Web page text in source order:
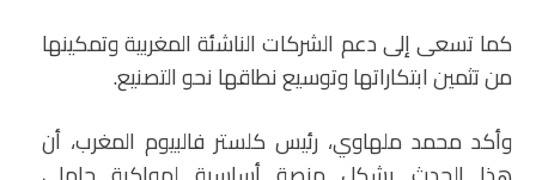
كما تسعى إلى دعم الشركات الناشئة المغربية وتمكينها
من تثمين ابتكاراتها وتوسيع نطاقها نحو التصنيع.
وأكد محمد ملهاوي، رئيس كلستر فالبيوم المغرب، أن